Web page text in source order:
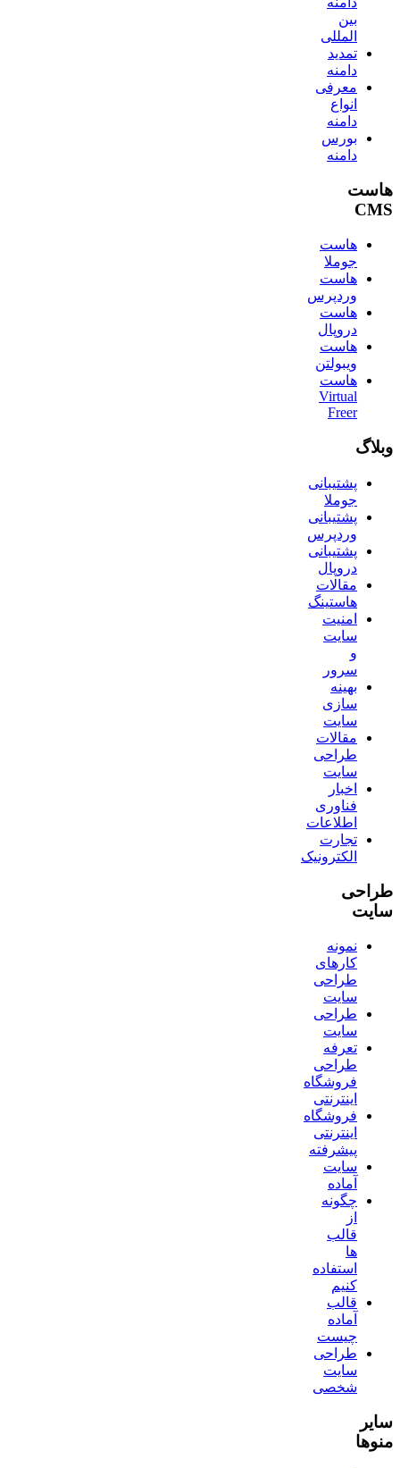
بین
المللی
تمدید
دامنه
معرفی
انواع
دامنه
بورس
دامنه
هاست
CMS
هاست
جوملا
هاست
وردپرس
هاست
دروپال
هاست
ویبولتن
هاست
Virtual
Freer
وبلاگ
پشتیبانی
جوملا
پشتیبانی
وردپرس
پشتیبانی
دروپال
مقالات
هاستینگ
امنیت
سایت
و
سرور
بهینه
سازی
سایت
مقالات
طراحی
سایت
اخبار
فناوری
اطلاعات
تجارت
الکترونیک
طراحی
سایت
نمونه
کارهای
طراحی
سایت
طراحی
سایت
تعرفه
طراحی
فروشگاه
اینترنتی
فروشگاه
اینترنتی
پیشرفته
سایت
آماده
چگونه
از
قالب
ها
استفاده
کنیم
قالب
آماده
چیست
طراحی
سایت
شخصی
سایر
منوها